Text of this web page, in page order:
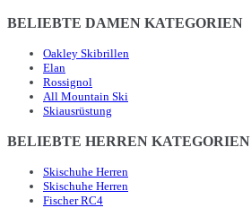
BELIEBTE DAMEN KATEGORIEN
Oakley Skibrillen
Elan
Rossignol
All Mountain Ski
Skiausrüstung
BELIEBTE HERREN KATEGORIEN
Skischuhe Herren
Skischuhe Herren
Fischer RC4